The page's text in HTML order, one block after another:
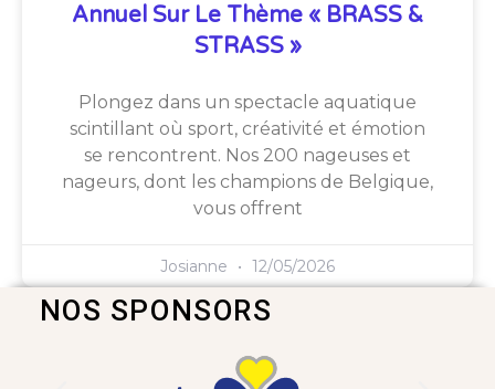
Annuel Sur Le Thème « BRASS &
STRASS »
Plongez dans un spectacle aquatique
scintillant où sport, créativité et émotion
se rencontrent. Nos 200 nageuses et
nageurs, dont les champions de Belgique,
vous offrent
Josianne 12/05/2026
NOS SPONSORS